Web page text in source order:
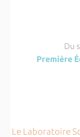
Du
Première
Le Laboratoire